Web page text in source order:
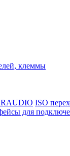
клеммы
ISO
для